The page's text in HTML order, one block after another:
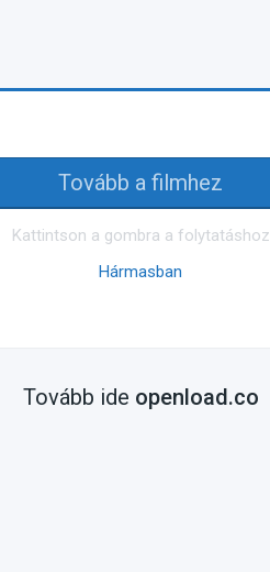
Tovább a filmhez
Kattintson a gombra a folytatáshoz
Hármasban
Tovább ide openload.co